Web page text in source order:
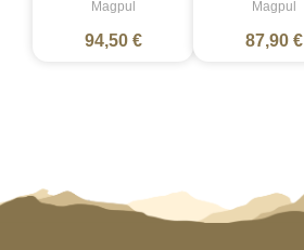
Magpul
94,50 €
Magpul
87,90 €